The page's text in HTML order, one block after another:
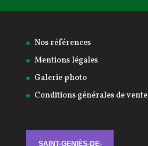
Nos références
Mentions légales
Galerie photo
Conditions générales de vente